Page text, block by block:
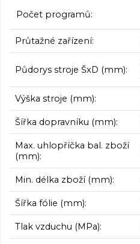
Počet
Průtažné zařízení:
Půdorys stroje ŠxD (mm):
Výška stroje (mm):
Šířka dopravníku (mm):
Max. uhlopříčka bal. zboží
(mm):
Min. délka zboží (mm):
Šířka fólie (mm):
Tlak vzduchu (MPa):